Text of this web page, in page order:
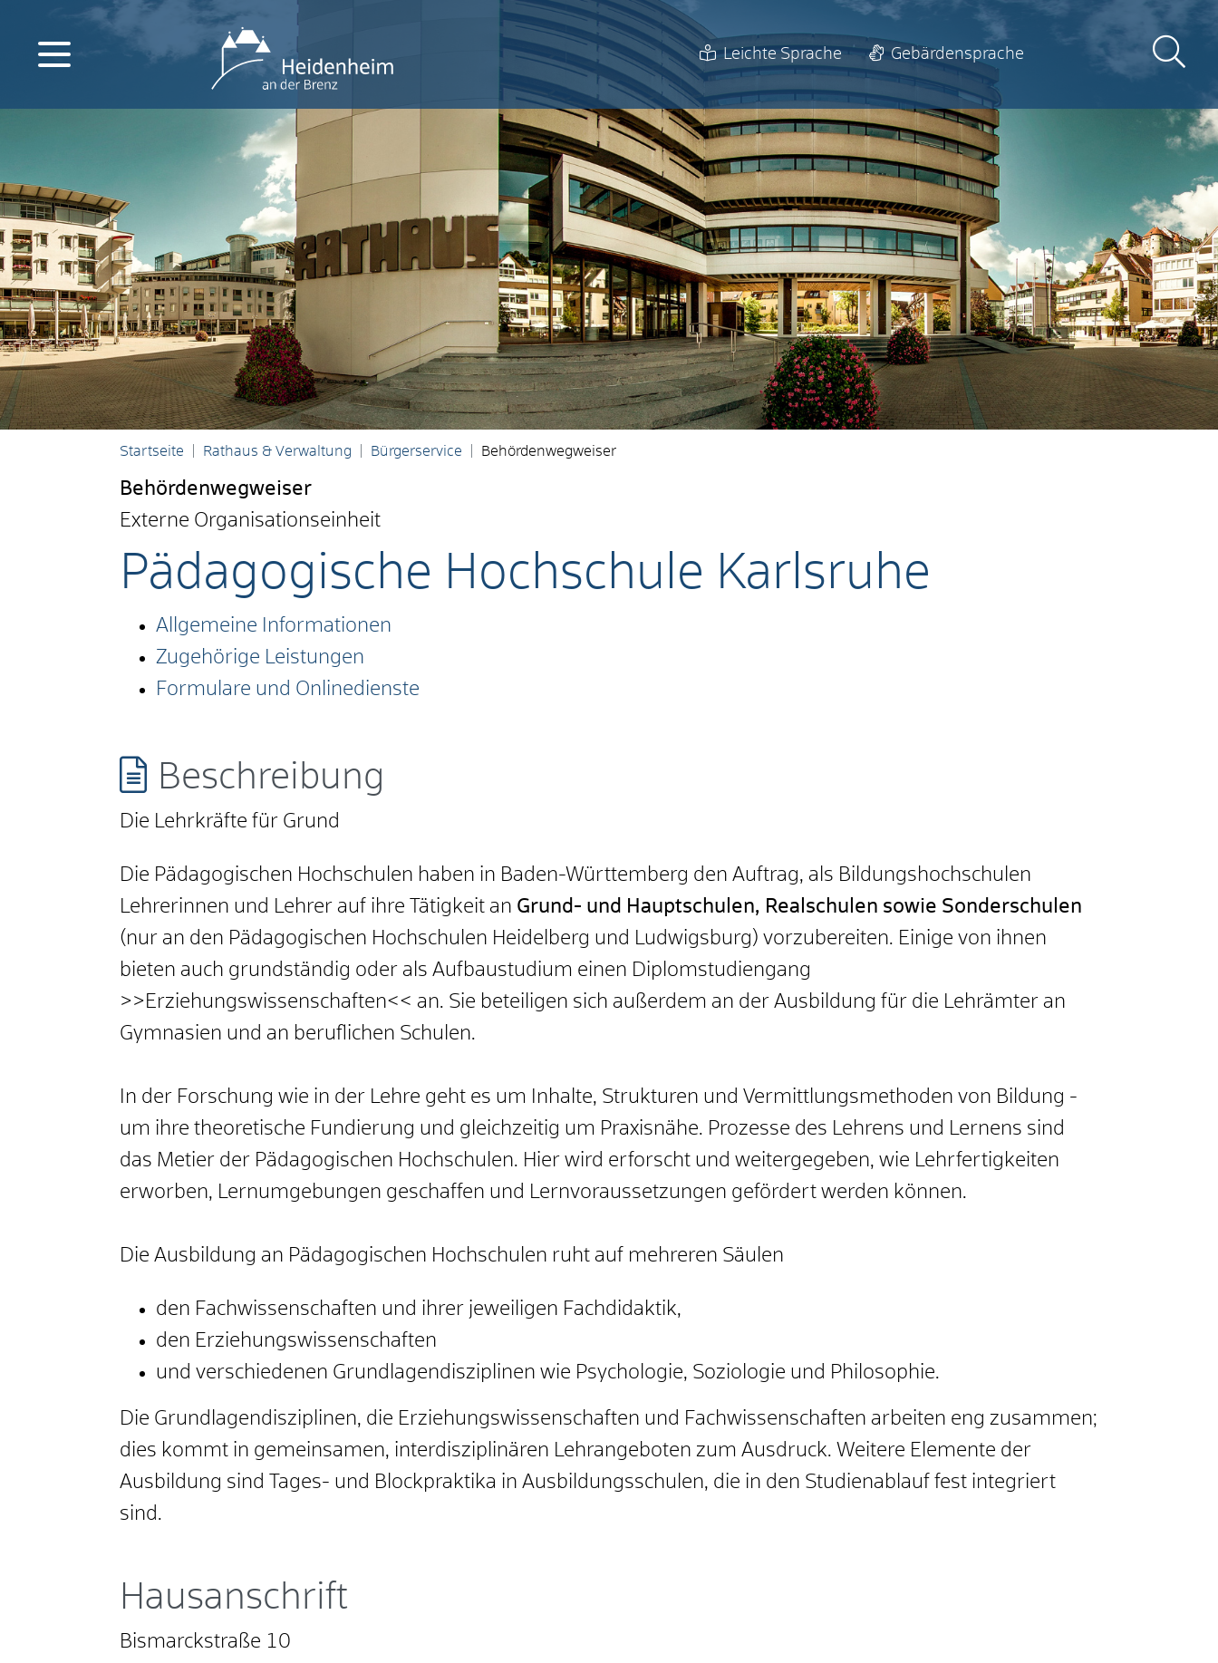
Leichte Sprache Gebärdensprache
Startseite Rathaus & Verwaltung Bürgerservice Behördenwegweiser
Behördenwegweiser
Externe Organisationseinheit
Pädagogische Hochschule Karlsruhe
Allgemeine Informationen
Zugehörige Leistungen
Formulare und Onlinedienste
Beschreibung
Die Lehrkräfte für Grund
Die Pädagogischen Hochschulen haben in Baden-Württemberg den Auftrag, als Bildungshochschulen
Lehrerinnen und Lehrer auf ihre Tätigkeit an Grund- und Hauptschulen, Realschulen sowie Sonderschulen
(nur an den Pädagogischen Hochschulen Heidelberg und Ludwigsburg) vorzubereiten. Einige von ihnen
bieten auch grundständig oder als Aufbaustudium einen Diplomstudiengang
>>Erziehungswissenschaften<< an. Sie beteiligen sich außerdem an der Ausbildung für die Lehrämter an
Gymnasien und an beruflichen Schulen.
In der Forschung wie in der Lehre geht es um Inhalte, Strukturen und Vermittlungsmethoden von Bildung -
um ihre theoretische Fundierung und gleichzeitig um Praxisnähe. Prozesse des Lehrens und Lernens sind
das Metier der Pädagogischen Hochschulen. Hier wird erforscht und weitergegeben, wie Lehrfertigkeiten
erworben, Lernumgebungen geschaffen und Lernvoraussetzungen gefördert werden können.
Die Ausbildung an Pädagogischen Hochschulen ruht auf mehreren Säulen
den Fachwissenschaften und ihrer jeweiligen Fachdidaktik,
den Erziehungswissenschaften
und verschiedenen Grundlagendisziplinen wie Psychologie, Soziologie und Philosophie.
Die Grundlagendisziplinen, die Erziehungswissenschaften und Fachwissenschaften arbeiten eng zusammen;
dies kommt in gemeinsamen, interdisziplinären Lehrangeboten zum Ausdruck. Weitere Elemente der
Ausbildung sind Tages- und Blockpraktika in Ausbildungsschulen, die in den Studienablauf fest integriert
sind.
Hausanschrift
Bismarckstraße 10